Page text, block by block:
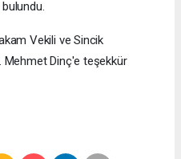
Vekili ve Sincik
Mehmet Dinç'e teşekkür